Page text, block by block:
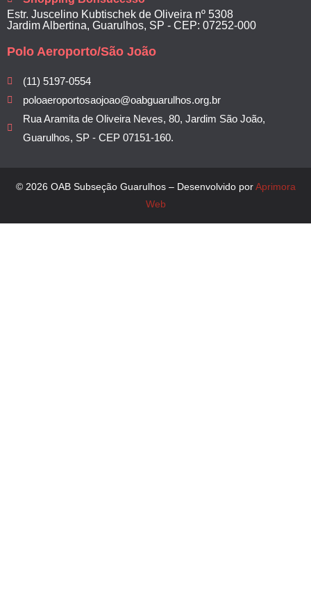
Estr. Juscelino Kubtischek de Oliveira nº 5308
Jardim Albertina, Guarulhos, SP - CEP: 07252-000
Polo Aeroporto/São João
(11) 5197-0554
poloaeroportosaojoao@oabguarulhos.org.br
Rua Aramita de Oliveira Neves, 80, Jardim São João,
Guarulhos, SP - CEP 07151-160.
© 2026 OAB Subseção Guarulhos – Desenvolvido porAprimora
Web